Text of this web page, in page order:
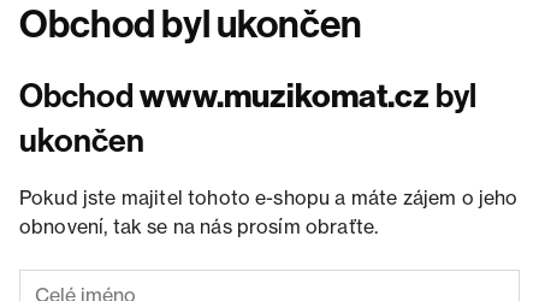
Obchod byl ukončen
Obchodwww.muzikomat.cz byl
ukončen
Pokud jste majitel tohoto e-shopu a máte zájem o jeho
obnovení, tak se na nás prosím obraťte.